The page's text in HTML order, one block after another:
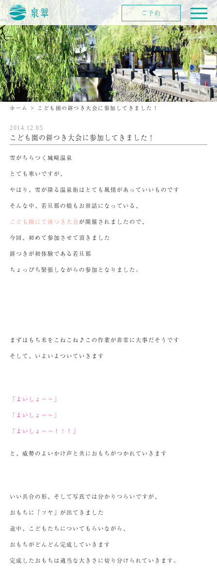
ホーム > こども園の餅つき大会に参加してきました！
2014.12.05
こども園の餅つき大会に参加してきました！
雪がちらつく城崎温泉
とても寒いですが、
やはり、雪が降る温泉街はとても風情があっていいものです
そんな中、若旦那の娘もお世話になっている、
こども園にて餅つき大会が開催されましたので、
今回、初めて参加させて頂きました
餅つきが初体験である若旦那
ちょっぴち緊張しながらの参加となりました。
まずはもち米をこねこね♪この作業が非常に大事だそうです
そして、いよいよついていきます
「よいしょ～～」
「よいしょ～～」
「よいしょ～～！！！」
と、威勢のよいかけ声と共におもちがつかれていきます
いい具合の形、そして写真では分かりつらいですが、
おもちに「ツヤ」が出てきました
途中、こどもたちについてもらいながら、
おもちがどんどん完成していきます
完成したおもちは適当な大きさに切り分けられていきます。
ご予約